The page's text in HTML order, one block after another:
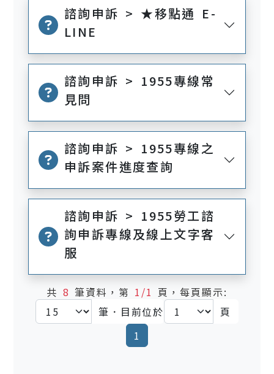
諮詢申訴 > ★移點通 E-
LINE
諮詢申訴 > 1955專線常
見問
諮詢申訴 > 1955專線之
申訴案件進度查詢
諮詢申訴 > 1955勞工諮
詢申訴專線及線上文字客
服
共 8筆資料，第 1/1 頁，每頁顯示:
筆．目前位於
頁
1